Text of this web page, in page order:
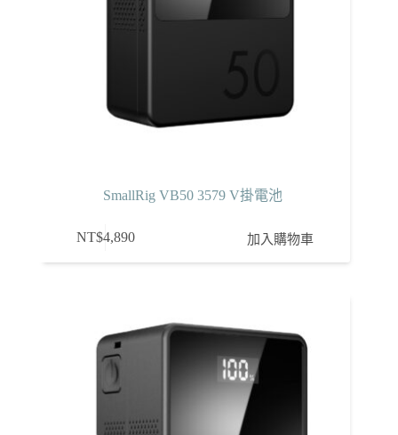
SmallRig VB50 3579 V掛電池
NT$4,890 加入購物車